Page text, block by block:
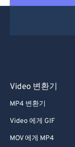
Video 변환기
MP4 변환기
Video 에게 GIF
MOV 에게 MP4